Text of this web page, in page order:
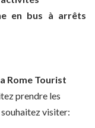
en bus à arrêts
Rome Tourist
prendre les
visiter: